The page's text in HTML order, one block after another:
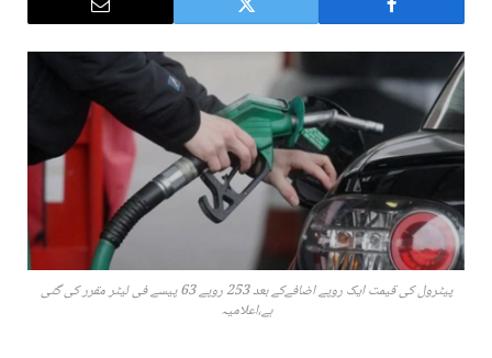
پیٹرول کی قیمت ایک روپے اضافےکے بعد 253 روپے 63 پیسے فی لیٹر مقرر کی گئی
ہے،اعلامیہ